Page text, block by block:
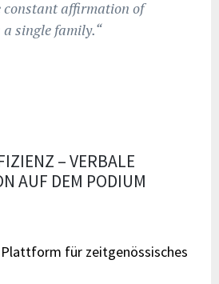
constant affirmation of
single family.“
– VERBALE
AUF DEM PODIUM
für zeitgenössisches